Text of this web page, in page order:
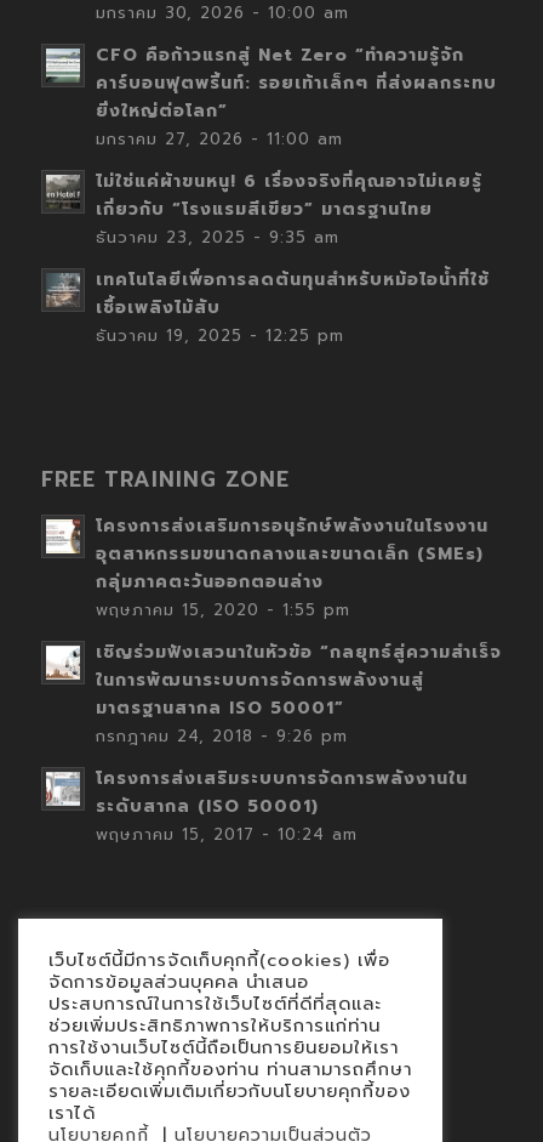
มกราคม 30, 2026 - 10:00 am
CFO คือก้าวแรกสู่ Net Zero “ทำความรู้จัก
คาร์บอนฟุตพริ้นท์: รอยเท้าเล็กๆ ที่ส่งผลกระทบ
ยิ่งใหญ่ต่อโลก”
มกราคม 27, 2026 - 11:00 am
ไม่ใช่แค่ผ้าขนหนู! 6 เรื่องจริงที่คุณอาจไม่เคยรู้
เกี่ยวกับ “โรงแรมสีเขียว” มาตรฐานไทย
ธันวาคม 23, 2025 - 9:35 am
เทคโนโลยีเพื่อการลดต้นทุนสำหรับหม้อไอน้ำที่ใช้
เชื้อเพลิงไม้สับ
ธันวาคม 19, 2025 - 12:25 pm
FREE TRAINING ZONE
โครงการส่งเสริมการอนุรักษ์พลังงานในโรงงาน
อุตสาหกรรมขนาดกลางและขนาดเล็ก (SMEs)
กลุ่มภาคตะวันออกตอนล่าง
พฤษภาคม 15, 2020 - 1:55 pm
เชิญร่วมฟังเสวนาในหัวข้อ “กลยุทธ์สู่ความสำเร็จ
ในการพัฒนาระบบการจัดการพลังงานสู่
มาตรฐานสากล ISO 50001”
กรกฎาคม 24, 2018 - 9:26 pm
โครงการส่งเสริมระบบการจัดการพลังงานใน
ระดับสากล (ISO 50001)
พฤษภาคม 15, 2017 - 10:24 am
Contact
นโยบายคุกกี้
นโยบายข้อมูลส่วนบุคคล
เว็บไซต์นี้มีการจัดเก็บคุกกี้(cookies) เพื่อ
จัดการข้อมูลส่วนบุคคล นำเสนอ
ประสบการณ์ในการใช้เว็บไซต์ที่ดีที่สุดและ
ช่วยเพิ่มประสิทธิภาพการให้บริการแก่ท่าน
การใช้งานเว็บไซต์นี้ถือเป็นการยินยอมให้เรา
จัดเก็บและใช้คุกกี้ของท่าน ท่านสามารถศึกษา
รายละเอียดเพิ่มเติมเกี่ยวกับนโยบายคุกกี้ของ
เราได้
นโยบายคุกกี้ | นโยบายความเป็นส่วนตัว